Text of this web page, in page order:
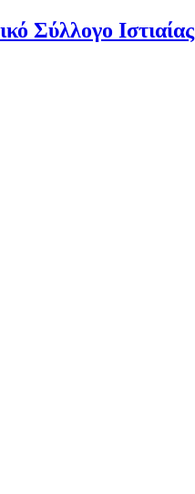
Σύλλογο Ιστιαίας